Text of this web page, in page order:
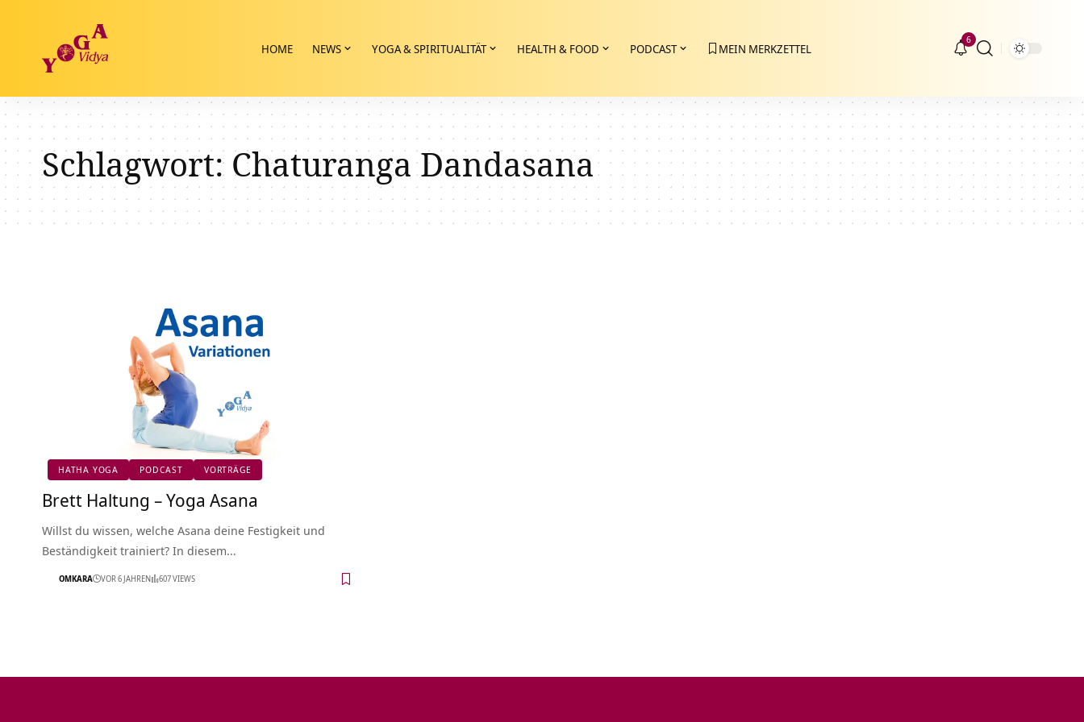
HOME NEWS YOGA & SPIRITUALITÄT HEALTH & FOOD PODCAST MEIN MERKZETTEL
6
Schlagwort: Chaturanga Dandasana
HATHA YOGA PODCAST VORTRÄGE
Brett Haltung – Yoga Asana
Willst du wissen, welche Asana deine Festigkeit und
Beständigkeit trainiert? In diesem…
OMKARA VOR 6 JAHREN 607 VIEWS